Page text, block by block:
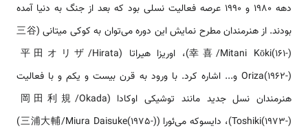
دهه 1980 و 1990 عرصه فعالیت نسلی بود که بعد از جنگ به دنیا آمده
بودند. از هنرمندان مطرح نمایش این دوره می‌توان به کوکی میتانی (三谷
幸喜/Mitani Kōki(161-))، اوریزا هیراتا (平田オリザ/Hirata
Oriza(1962-) و... اشاره کرد. با ورود به قرن بیست و یکم و با فعالیت
هنرمندان نسل جدید مانند توشیکی اوکادا (岡田利規/Okada
Toshiki(1973-))، دایسوکه می‌ئورا (三浦大輔/Miura Daisuke(1975-))